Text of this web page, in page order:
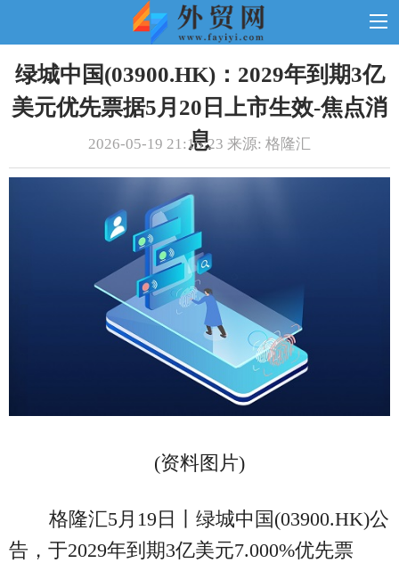
绿城中国(03900.HK)：2029年到期3亿
美元优先票据5月20日上市生效-焦点消
息
2026-05-19 21:15:23 来源: 格隆汇
(资料图片)
格隆汇5月19日丨绿城中国(03900.HK)公
告，于2029年到期3亿美元7.000%优先票